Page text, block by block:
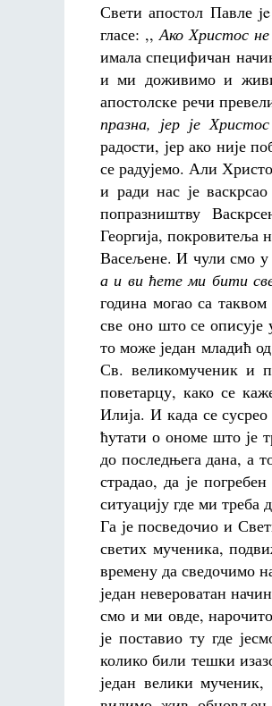
Свети апостол Павле je
гласе: ,,Ако Христос
имала специфичан
и ми доживимо и
апостолске речи
празна, јер је
радости, јер ако није
се радујемо. Али
и ради нас је
попразништву
Георгија, покровитеља
Васељене. И чули смо
а и ви ћете ми бити
година могао са
све оно што се
то може један младић
Св. великомученик и
поветарцу, како се
Илија. И када се
ћутати о ономе што је
до последњега дана, а
страдао, да је
ситуацију где ми
Га је посведочио и
светих мученика,
времену да сведочимо
један невероватан
смо и ми овде,
је поставио ту где
колико били тешки
један велики